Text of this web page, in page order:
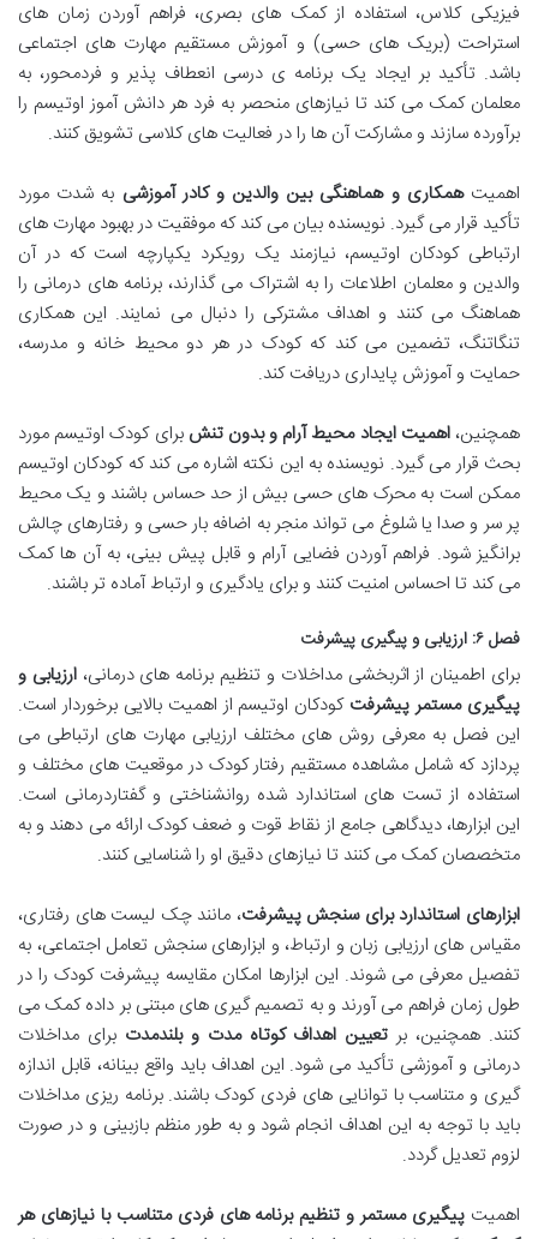
فیزیکی کلاس، استفاده از کمک های بصری، فراهم آوردن زمان های
استراحت (بریک های حسی) و آموزش مستقیم مهارت های اجتماعی
باشد. تأکید بر ایجاد یک برنامه ی درسی انعطاف پذیر و فردمحور، به
معلمان کمک می کند تا نیازهای منحصر به فرد هر دانش آموز اوتیسم را
برآورده سازند و مشارکت آن ها را در فعالیت های کلاسی تشویق کنند.
اهمیتهمکاری و هماهنگی بین والدین و کادر آموزشی به شدت مورد
تأکید قرار می گیرد. نویسنده بیان می کند که موفقیت در بهبود مهارت های
ارتباطی کودکان اوتیسم، نیازمند یک رویکرد یکپارچه است که در آن
والدین و معلمان اطلاعات را به اشتراک می گذارند، برنامه های درمانی را
هماهنگ می کنند و اهداف مشترکی را دنبال می نمایند. این همکاری
تنگاتنگ، تضمین می کند که کودک در هر دو محیط خانه و مدرسه،
حمایت و آموزش پایداری دریافت کند.
همچنین،اهمیت ایجاد محیط آرام و بدون تنش برای کودک اوتیسم مورد
بحث قرار می گیرد. نویسنده به این نکته اشاره می کند که کودکان اوتیسم
ممکن است به محرک های حسی بیش از حد حساس باشند و یک محیط
پر سر و صدا یا شلوغ می تواند منجر به اضافه بار حسی و رفتارهای چالش
برانگیز شود. فراهم آوردن فضایی آرام و قابل پیش بینی، به آن ها کمک
می کند تا احساس امنیت کنند و برای یادگیری و ارتباط آماده تر باشند.
فصل ۶: ارزیابی و پیگیری پیشرفت
برای اطمینان از اثربخشی مداخلات و تنظیم برنامه های درمانی،ارزیابی و
پیگیری مستمر پیشرفت کودکان اوتیسم از اهمیت بالایی برخوردار است.
این فصل به معرفی روش های مختلف ارزیابی مهارت های ارتباطی می
پردازد که شامل مشاهده مستقیم رفتار کودک در موقعیت های مختلف و
استفاده از تست های استاندارد شده روانشناختی و گفتاردرمانی است.
این ابزارها، دیدگاهی جامع از نقاط قوت و ضعف کودک ارائه می دهند و به
متخصصان کمک می کنند تا نیازهای دقیق او را شناسایی کنند.
ابزارهای استاندارد برای سنجش پیشرفت، مانند چک لیست های رفتاری،
مقیاس های ارزیابی زبان و ارتباط، و ابزارهای سنجش تعامل اجتماعی، به
تفصیل معرفی می شوند. این ابزارها امکان مقایسه پیشرفت کودک را در
طول زمان فراهم می آورند و به تصمیم گیری های مبتنی بر داده کمک می
کنند. همچنین، بر تعیین اهداف کوتاه مدت و بلندمدت برای مداخلات
درمانی و آموزشی تأکید می شود. این اهداف باید واقع بینانه، قابل اندازه
گیری و متناسب با توانایی های فردی کودک باشند. برنامه ریزی مداخلات
باید با توجه به این اهداف انجام شود و به طور منظم بازبینی و در صورت
لزوم تعدیل گردد.
اهمیت پیگیری مستمر و تنظیم برنامه های فردی متناسب با نیازهای هر